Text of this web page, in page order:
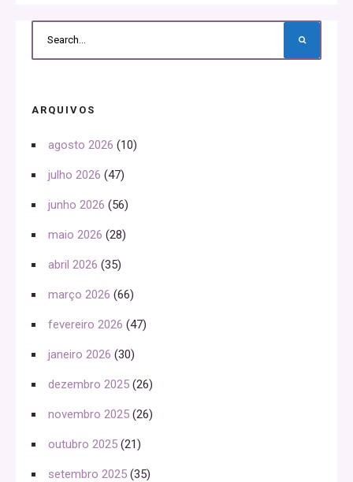
ARQUIVOS
agosto 2026 (10)
julho 2026 (47)
junho 2026 (56)
maio 2026 (28)
abril 2026 (35)
março 2026 (66)
fevereiro 2026 (47)
janeiro 2026 (30)
dezembro 2025 (26)
novembro 2025 (26)
outubro 2025 (21)
setembro 2025 (35)